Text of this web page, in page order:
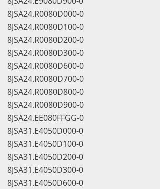
8JSA24.R0080D000-0
8JSA24.R0080D100-0
8JSA24.R0080D200-0
8JSA24.R0080D300-0
8JSA24.R0080D600-0
8JSA24.R0080D700-0
8JSA24.R0080D800-0
8JSA24.R0080D900-0
8JSA24.EE080FFGG-0
8JSA31.E4050D000-0
8JSA31.E4050D100-0
8JSA31.E4050D200-0
8JSA31.E4050D300-0
8JSA31.E4050D600-0